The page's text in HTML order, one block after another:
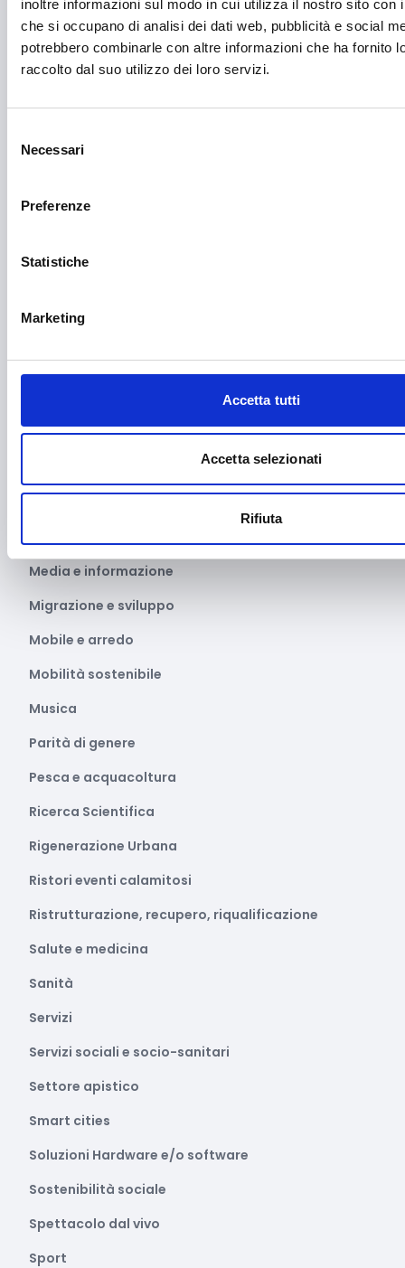
inoltre informazioni sul modo in cui utilizza il nostro sito con
che si occupano di analisi dei dati web, pubblicità e social
potrebbero combinarle con altre informazioni che ha fornito
raccolto dal suo utilizzo dei loro servizi.
delNecessari
Preferenze
Statistiche
Marketing
Accetta tutti
Accetta selezionati
Rifiuta
Fotovoltaico
Gastronomia
Impianti sportivi
Innovazione tecnologica, digitalizzazione, ICT
Internazionalizzazione
Libro e lettura
Manifestazioni culturali
Media e informazione
Migrazione e sviluppo
Mobile e arredo
Mobilità sostenibile
Musica
Parità di genere
Pesca e acquacoltura
Ricerca Scientifica
Rigenerazione Urbana
Ristori eventi calamitosi
Ristrutturazione, recupero, riqualificazione
Salute e medicina
Sanità
Servizi
Servizi sociali e socio-sanitari
Settore apistico
Smart cities
Soluzioni Hardware e/o software
Sostenibilità sociale
Spettacolo dal vivo
Sport